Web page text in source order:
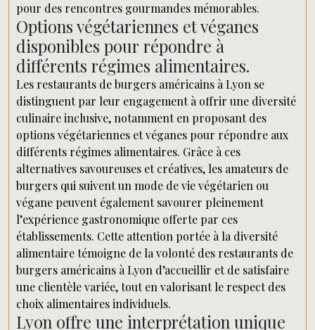
pour des rencontres gourmandes mémorables.
Options végétariennes et véganes
disponibles pour répondre à
différents régimes alimentaires.
Les restaurants de burgers américains à Lyon se
distinguent par leur engagement à offrir une diversité
culinaire inclusive, notamment en proposant des
options végétariennes et véganes pour répondre aux
différents régimes alimentaires. Grâce à ces
alternatives savoureuses et créatives, les amateurs de
burgers qui suivent un mode de vie végétarien ou
végane peuvent également savourer pleinement
l’expérience gastronomique offerte par ces
établissements. Cette attention portée à la diversité
alimentaire témoigne de la volonté des restaurants de
burgers américains à Lyon d’accueillir et de satisfaire
une clientèle variée, tout en valorisant le respect des
choix alimentaires individuels.
Lyon offre une interprétation unique